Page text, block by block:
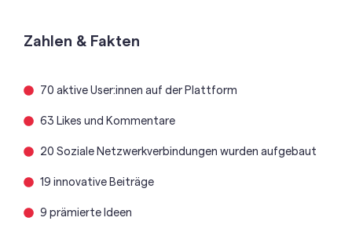
Zahlen & Fakten
70 aktive User:innen auf der Plattform
63 Likes und Kommentare
20 Soziale Netzwerkverbindungen wurden aufgebaut
19 innovative Beiträge
9 prämierte Ideen